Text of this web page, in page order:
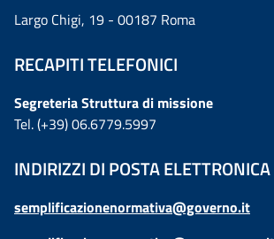
Largo Chigi, 19 - 00187 Roma
RECAPITI TELEFONICI
Segreteria Struttura di missione
Tel. (+39) 06.6779.5997
INDIRIZZI DI POSTA ELETTRONICA
semplificazionenormativa@governo.it